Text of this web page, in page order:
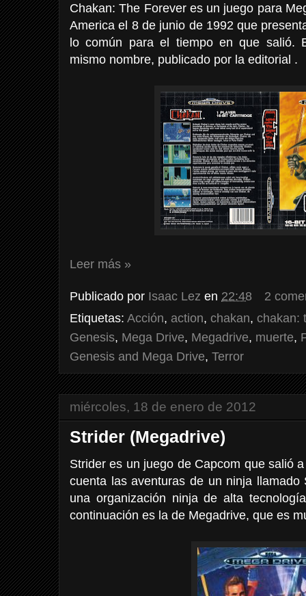
Chakan: The Forever es un juego para
America el 8 de junio de 1992 que
lo común para el tiempo en que salió.
mismo nombre, publicado por la editorial .
Leer más »
Publicado por Isaac Lez en 22:48
2
Etiquetas: Acción, action, chakan, chakan:
Genesis, Mega Drive, Megadrive, muerte,
Genesis and Mega Drive, Terror
miércoles, 18 de enero de 2012
Strider (Megadrive)
Strider es un juego de Capcom que salió
cuenta las aventuras de un ninja
una organización ninja de alta
continuación es la de Megadrive, que es